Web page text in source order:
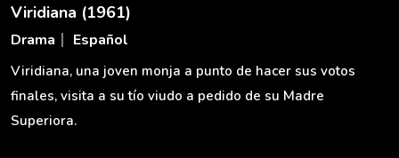
Viridiana (1961)
Drama Español
Viridiana, una joven monja a punto de hacer sus votos
finales, visita a su tío viudo a pedido de su Madre
Superiora.